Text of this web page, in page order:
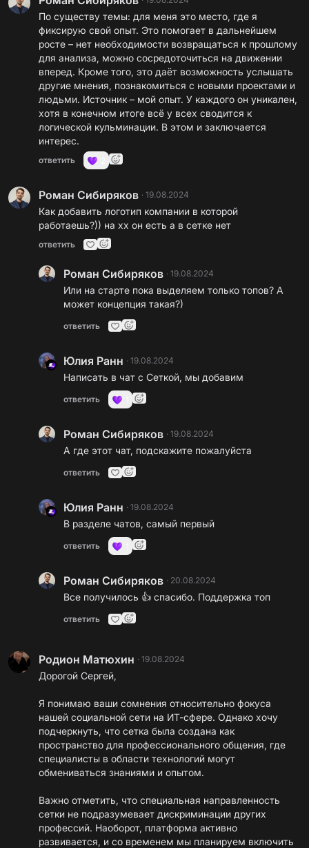
По существу темы: для меня это место, где я
фиксирую свой опыт. Это помогает в дальнейшем
росте – нет необходимости возвращаться к прошлому
для анализа, можно сосредоточиться на движении
вперед. Кроме того, это даёт возможность услышать
другие мнения, познакомиться с новыми проектами и
людьми. Источник – мой опыт. У каждого он уникален,
хотя в конечном итоге всё у всех сводится к
логической кульминации. В этом и заключается
интерес.
ответить
Роман Сибиряков · 19.08.2024
Как добавить логотип компании в которой
работаешь?)) на хх он есть а в сетке нет
ответить
Роман Сибиряков · 19.08.2024
Или на старте пока выделяем только топов? А
может концепция такая?)
ответить
Юлия Ранн · 19.08.2024
Написать в чат с Сеткой, мы добавим
ответить
Роман Сибиряков · 19.08.2024
А где этот чат, подскажите пожалуйста
ответить
Юлия Ранн · 19.08.2024
В разделе чатов, самый первый
ответить
Роман Сибиряков · 20.08.2024
Все получилось 👍 спасибо. Поддержка топ
ответить
Родион Матюхин · 19.08.2024
Дорогой Сергей,
Я понимаю ваши сомнения относительно фокуса
нашей социальной сети на ИТ-сфере. Однако хочу
подчеркнуть, что сетка была создана как
пространство для профессионального общения, где
специалисты в области технологий могут
обмениваться знаниями и опытом.
Важно отметить, что специальная направленность
сетки не подразумевает дискриминации других
профессий. Наоборот, платформа активно
развивается, и со временем мы планируем включить